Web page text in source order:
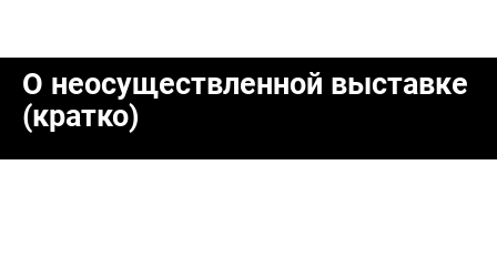
О неосуществленной выставке
(кратко)